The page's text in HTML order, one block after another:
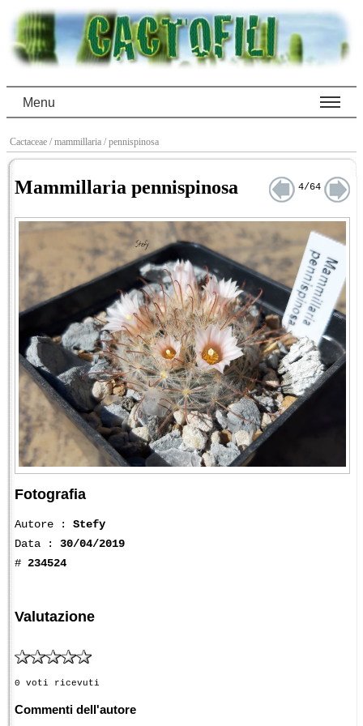
Menu
Cactaceae / mammillaria / pennispinosa
Mammillaria pennispinosa 4/64
Fotografia
Autore : Stefy
Data : 30/04/2019
# 234524
Valutazione
0 voti ricevuti
Commenti dell'autore